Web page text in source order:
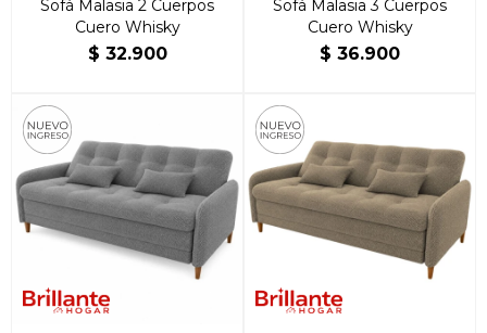
Sofá Malasia 2 Cuerpos
Cuero Whisky
$ 32.900
Sofá Malasia 3 Cuerpos
Cuero Whisky
$ 36.900